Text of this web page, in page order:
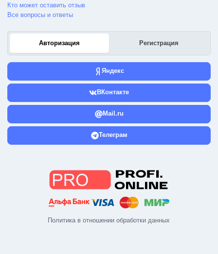
Политика в отношении обработки данных
Кто может оставить отзыв
Все вопросы и ответы
Авторизация Регистрация
Яндекс
ВКонтакте
Mail.ru
Телеграм